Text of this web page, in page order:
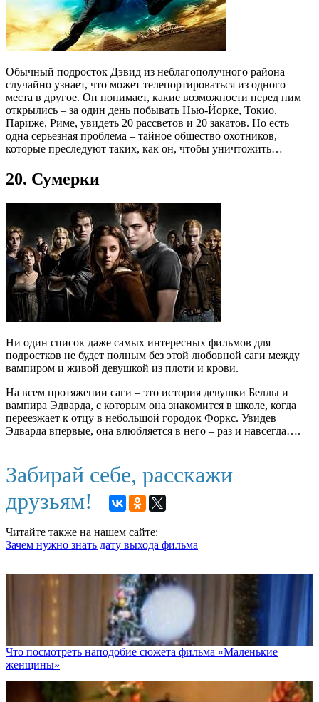
Обычный подросток Дэвид из неблагополучного района
случайно узнает, что может телепортироваться из одного
места в другое. Он понимает, какие возможности перед ним
открылись – за один день побывать Нью-Йорке, Токио,
Париже, Риме, увидеть 20 рассветов и 20 закатов. Но есть
одна серьезная проблема – тайное общество охотников,
которые преследуют таких, как он, чтобы уничтожить…
20. Сумерки
Ни один список даже самых интересных фильмов для
подростков не будет полным без этой любовной саги между
вампиром и живой девушкой из плоти и крови.
На всем протяжении саги – это история девушки Беллы и
вампира Эдварда, с которым она знакомится в школе, когда
переезжает к отцу в небольшой городок Форкс. Увидев
Эдварда впервые, она влюбляется в него – раз и навсегда….
Забирай себе, расскажи
друзьям!
Читайте также на нашем сайте:
Зачем нужно знать дату выхода фильма
Что посмотреть наподобие сюжета фильма «Маленькие
женщины»